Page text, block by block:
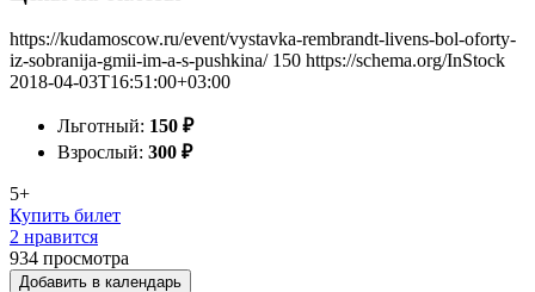
https://kudamoscow.ru/event/vystavka-rembrandt-livens-bol-oforty-
iz-sobranija-gmii-im-a-s-pushkina/ 150 https://schema.org/InStock
2018-04-03T16:51:00+03:00
Льготный: 150 ₽
Взрослый: 300 ₽
5+
Купить билет
2 нравится
934 просмотра
Добавить в календарь